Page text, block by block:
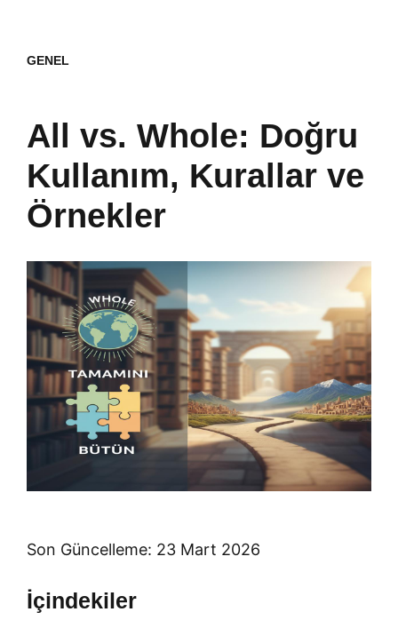
GENEL
All vs. Whole: Doğru
Kullanım, Kurallar ve
Örnekler
Son Güncelleme: 23 Mart 2026
İçindekiler